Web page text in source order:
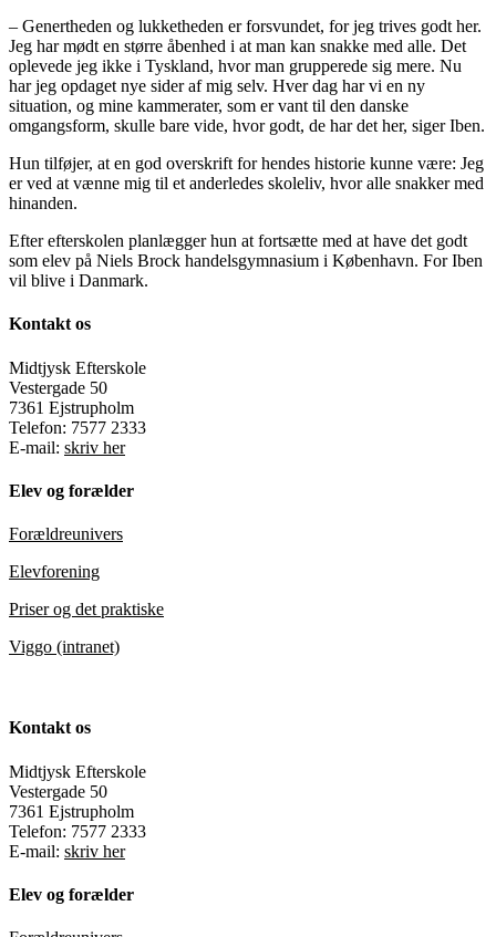
– Genertheden og lukketheden er forsvundet, for jeg trives godt her.
Jeg har mødt en større åbenhed i at man kan snakke med alle. Det
oplevede jeg ikke i Tyskland, hvor man grupperede sig mere. Nu
har jeg opdaget nye sider af mig selv. Hver dag har vi en ny
situation, og mine kammerater, som er vant til den danske
omgangsform, skulle bare vide, hvor godt, de har det her, siger Iben.
Hun tilføjer, at en god overskrift for hendes historie kunne være: Jeg
er ved at vænne mig til et anderledes skoleliv, hvor alle snakker med
hinanden.
Efter efterskolen planlægger hun at fortsætte med at have det godt
som elev på Niels Brock handelsgymnasium i København. For Iben
vil blive i Danmark.
Kontakt os
Midtjysk Efterskole
Vestergade 50
7361 Ejstrupholm
Telefon: 7577 2333
E-mail: skriv her
Elev og forælder
Forældreunivers
Elevforening
Priser og det praktiske
Viggo (intranet)
Kontakt os
Midtjysk Efterskole
Vestergade 50
7361 Ejstrupholm
Telefon: 7577 2333
E-mail: skriv her
Elev og forælder